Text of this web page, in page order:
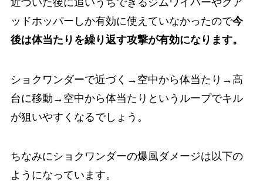
ッドホッパーしか有効に使えていなかったので今
後は体当たりを繰り返す攻撃が有効になります。
ショクワンダーで近づく→空中から体当たり→高
台に移動→空中から体当たりというループでキル
が狙いやすくなるでしょう。
ちなみにショクワンダーの爆風ダメージは以下の
ようになっています。